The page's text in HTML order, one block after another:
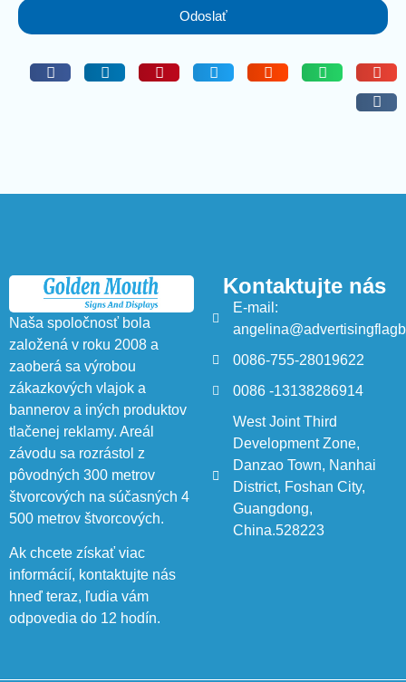
Odoslať
Naša spoločnosť bola
založená v roku 2008 a
zaoberá sa výrobou
zákazkových vlajok a
bannerov a iných produktov
tlačenej reklamy. Areál
závodu sa rozrástol z
pôvodných 300 metrov
štvorcových na súčasných 4
500 metrov štvorcových.
Ak chcete získať viac
informácií, kontaktujte nás
hneď teraz, ľudia vám
odpovedia do 12 hodín.
Kontaktujte nás
E-mail:
0086-755-28019622
0086 -13138286914
West Joint Third
Development Zone,
Danzao Town, Nanhai
District, Foshan City,
Guangdong,
China.528223